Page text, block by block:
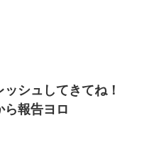
シュしてきてね！
ら報告ヨロ